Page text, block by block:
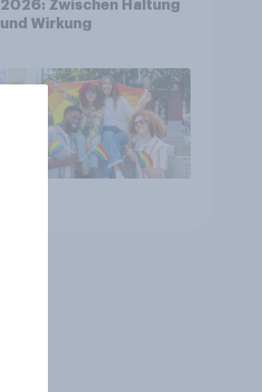
2026: Zwischen Haltung
und Wirkung